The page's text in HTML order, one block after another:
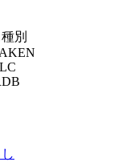
別